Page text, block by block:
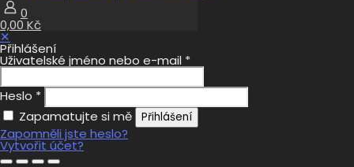
0
0,00 Kč
✕
Přihlášení
Uživatelské jméno nebo e-mail *
Heslo *
Zapamatujte si mě
Přihlášení
Zapomněli jste heslo?
Vytvořit účet?